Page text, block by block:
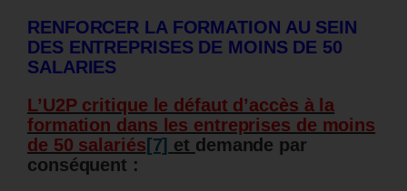
RENFORCER LA FORMATION AU SEIN
DES ENTREPRISES DE MOINS DE 50
SALARIES
L’U2P critique le défaut d’accès à la
formation dans les entreprises de moins
de 50 salariés [7] et demande par
conséquent :